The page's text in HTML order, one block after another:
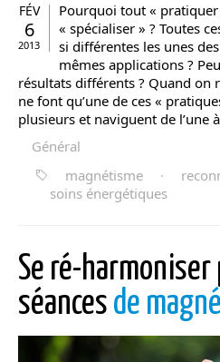
FÉV
6
2013
Pourquoi tout «
« spécialiser » ? Toutes
si différentes les unes
mêmes applications ?
résultats différents ? Quand on
ne font qu’une de ces «
plusieurs et naviguent de l’une
Général
magnétisme
·
soins énergétiques
Se ré-harmoniser
séances de